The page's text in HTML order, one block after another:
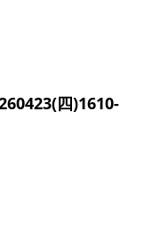
四)1610-